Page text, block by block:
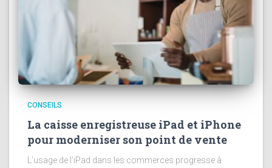
CONSEILS
La caisse enregistreuse iPad et iPhone
pour moderniser son point de vente
L’usage de l’iPad dans les commerces progresse à